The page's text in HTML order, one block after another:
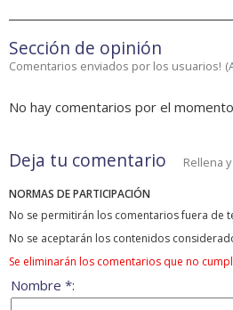
Sección de opinión
Comentarios enviados por los usuarios! (
No hay comentarios por el momento
Deja tu comentario Rellena
NORMAS DE PARTICIPACIÓN
No se permitirán los comentarios fuera de
No se aceptarán los contenidos
Se eliminarán los comentarios que no
Nombre *: